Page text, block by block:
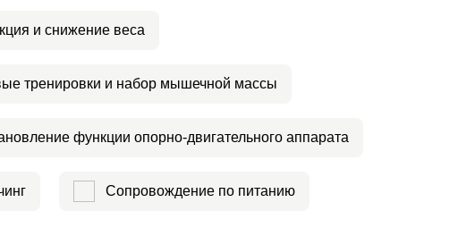
и снижение веса
тренировки и набор мышечной массы
функции опорно-двигательного аппарата
Сопровождение по питанию